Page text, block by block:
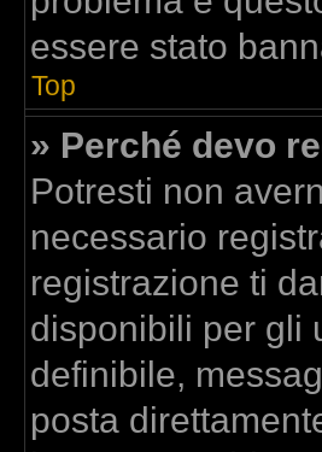
essere stato
Top
» Perché devo
Potresti non
necessario
registrazione ti
disponibili per gli
definibile,
posta